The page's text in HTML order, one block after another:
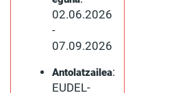
02.06.2026
-
07.09.2026
Antolatzailea:
EUDEL-